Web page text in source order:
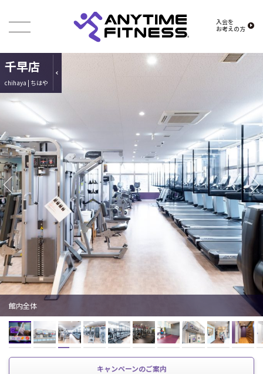
入会を
お考えの方
千早店
chihaya | ちはや
館内全体
キャンペーンのご案内